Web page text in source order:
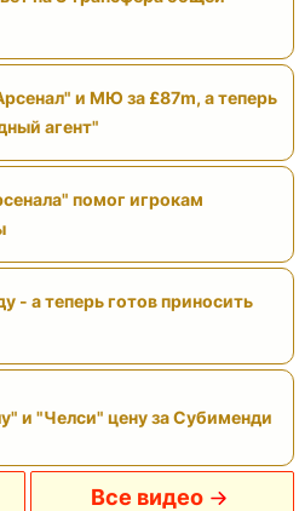
и МЮ за £87m, а теперь
агент"
помог игрокам
- а теперь готов приносить
и "Челси" цену за Субименди
Все видео